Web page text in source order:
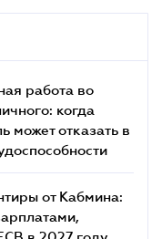
работа во
когда
может отказать в
от Кабмина: